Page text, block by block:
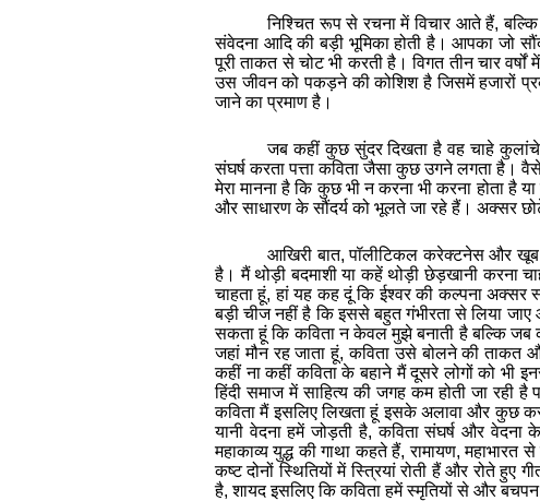
निश्चित रूप से रचना में विचार आते हैं,बल्कि
संवेदना आदि की बड़ी भूमिका होती है। आपका जो
पूरी ताकत से चोट भी करती है। विगत तीन चार वर्षों में
उस जीवन को पकड़ने की कोशिश है जिसमें हजारों
जाने का प्रमाण है।
जब कहीं कुछ सुंदर दिखता है वह चाहे कुलांचे
संघर्ष करता पत्ता कविता जैसा कुछ उगने लगता है।
मेरा मानना है कि कुछ भी न करना भी करना होता है या
और साधारण के सौंदर्य को भूलते जा रहे हैं। अक्सर
आखिरी बात,पॉलीटिकल करेक्टनेस और खूब
है। मैं थोड़ी बदमाशी या कहें थोड़ी छेड़खानी करना
चाहता हूं,हां यह कह दूं कि ईश्वर की कल्पना अक्‍सर
बड़ी चीज नहीं है कि इससे बहुत गंभीरता से लिया जाए
सकता हूं कि कविता न केवल मुझे बनाती है बल्कि जब
जहां मौन रह जाता हूं,कविता उसे बोलने की ताकत
कहीं ना कहीं कविता के बहाने मैं दूसरे लोगों को भी
हिंदी समाज में साहित्य की जगह कम होती जा रही है
कविता मैं इसलिए लिखता हूं इसके अलावा और कुछ
यानी वेदना हमें जोड़ती है,कविता संघर्ष और वेदना
महाकाव्‍य युद्ध की गाथा कहते हैं,रामायण,महाभारत से
कष्‍ट दोनों स्थितियों में स्त्रियां रोती हैं और रोते हुए
है,शायद इसलिए कि कविता हमें स्‍मृतियों से और बचपन